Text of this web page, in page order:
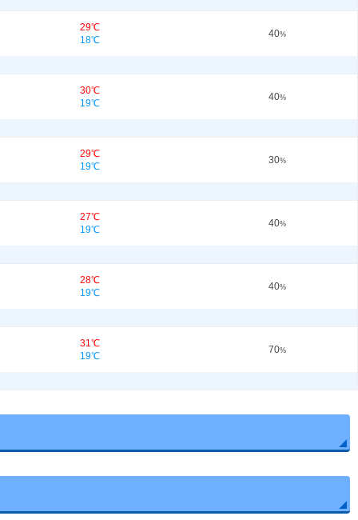
29℃
18℃
40%
30℃
19℃
40%
29℃
19℃
30%
27℃
19℃
40%
28℃
19℃
40%
31℃
19℃
70%